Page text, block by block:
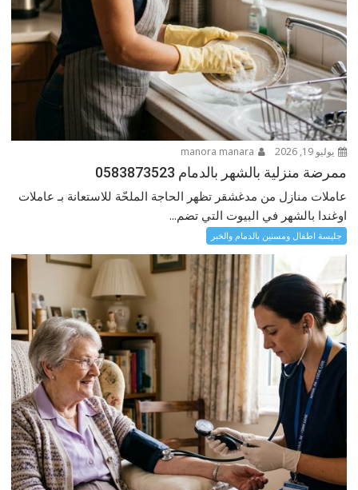
يوليو 19, 2026
ممرضة منزلية بالشهر بالدمام 0583873523
عاملات منازل من مدغشقر تظهر الحاجة الملحّة للاستعانة بـ عاملات
اوغندا بالشهر في البيوت التي تضم...
جليسة اطفال ومسنين بالدمام والخبر